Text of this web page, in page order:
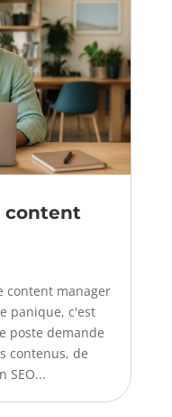
content
content manager
panique, c'est
poste demande
contenus, de
SEO...